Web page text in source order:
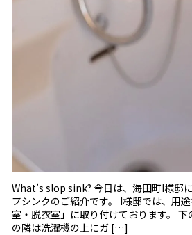
What’s slop sink? 今日は、海田町I様邸
プシンクのご紹介です。 I様邸では、用
室・脱衣室」に取り付けております。
の隣は洗濯機の上にガ […]